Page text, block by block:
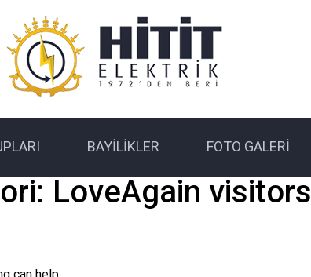
BAYILIKLER FOTO GALERI
LoveAgain visitors